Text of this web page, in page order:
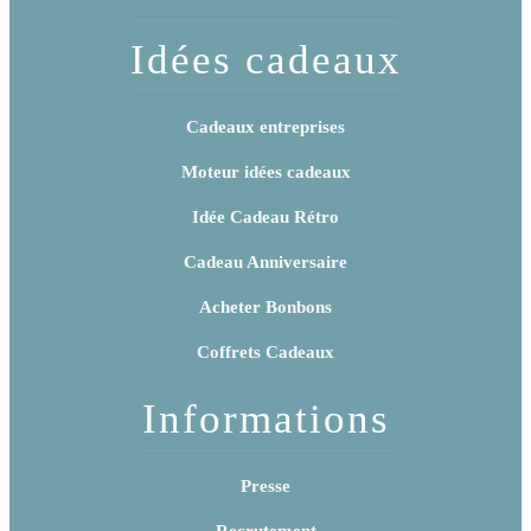
Idées cadeaux
Cadeaux entreprises
Moteur idées cadeaux
Idée Cadeau Rétro
Cadeau Anniversaire
Acheter Bonbons
Coffrets Cadeaux
Informations
Presse